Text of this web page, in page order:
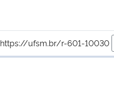
https://ufsm.br/r-601-10030